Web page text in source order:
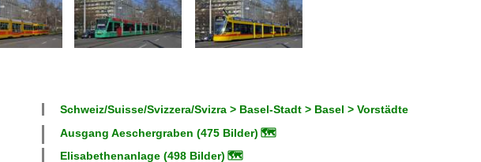
Schweiz/Suisse/Svizzera/Svizra > Basel-Stadt > Basel > Vorstädte
Ausgang Aeschergraben (475 Bilder) 🗺
Elisabethenanlage (498 Bilder) 🗺